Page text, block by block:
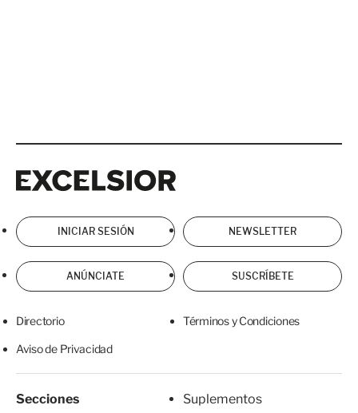
INICIAR SESIÓN NEWSLETTER
ANÚNCIATE SUSCRÍBETE
Directorio Términos y Condiciones
Aviso de Privacidad
Secciones
Suplementos